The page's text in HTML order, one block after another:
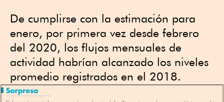
De cumplirse con la estimación para
enero, por primera vez desde febrero
del 2020, los flujos mensuales de
actividad habrían alcanzado los niveles
promedio registrados en el 2018.